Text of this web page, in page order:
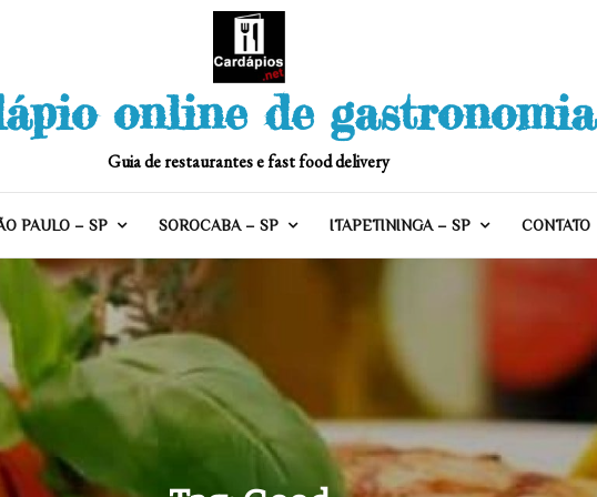
online de gastronomia
Guia de restaurantes e fast food delivery
PAULO – SP SOROCABA – SP ITAPETININGA – SP CONTATO